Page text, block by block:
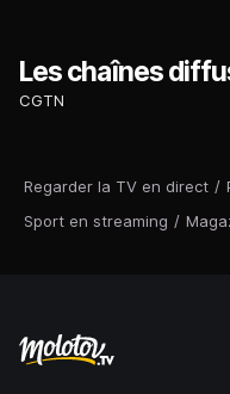
Regarder la TV en direct /
Sport en streaming /
Les chaînes
CGTN